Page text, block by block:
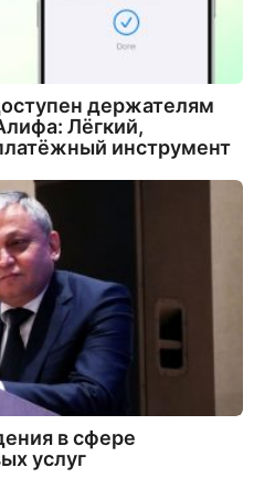
держателям
Лёгкий,
инструмент
в сфере
услуг